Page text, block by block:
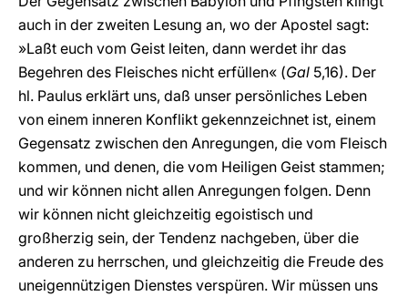
auch in der zweiten Lesung an, wo der Apostel sagt:
»Laßt euch vom Geist leiten, dann werdet ihr das
Begehren des Fleisches nicht erfüllen« (Gal 5,16). Der
hl. Paulus erklärt uns, daß unser persönliches Leben
von einem inneren Konflikt gekennzeichnet ist, einem
Gegensatz zwischen den Anregungen, die vom Fleisch
kommen, und denen, die vom Heiligen Geist stammen;
und wir können nicht allen Anregungen folgen. Denn
wir können nicht gleichzeitig egoistisch und
großherzig sein, der Tendenz nachgeben, über die
anderen zu herrschen, und gleichzeitig die Freude des
uneigennützigen Dienstes verspüren. Wir müssen uns